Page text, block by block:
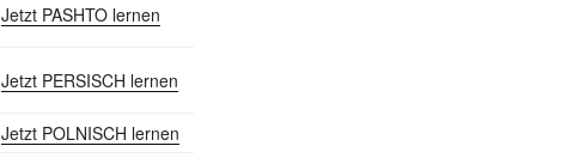
Jetzt PASHTO lernen
Jetzt PERSISCH lernen
Jetzt POLNISCH lernen